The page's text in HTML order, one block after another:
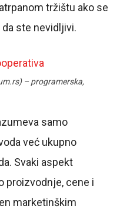
tržištu ako se
ste nevidljivi.
– programerska,
samo
već ukupno
Svaki aspekt
proizvodnje, cene i
marketinškim